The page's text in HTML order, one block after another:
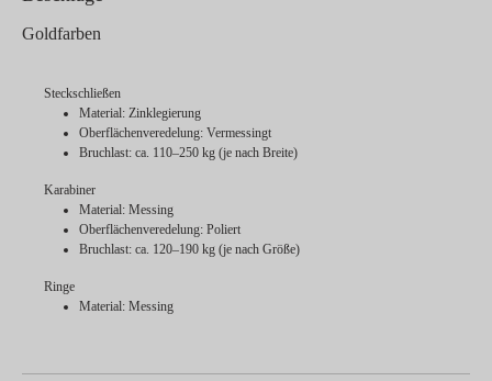
Goldfarben
Steckschließen
Material: Zinklegierung
Oberflächenveredelung: Vermessingt
Bruchlast: ca. 110–250 kg (je nach Breite)
Karabiner
Material: Messing
Oberflächenveredelung: Poliert
Bruchlast: ca. 120–190 kg (je nach Größe)
Ringe
Material: Messing